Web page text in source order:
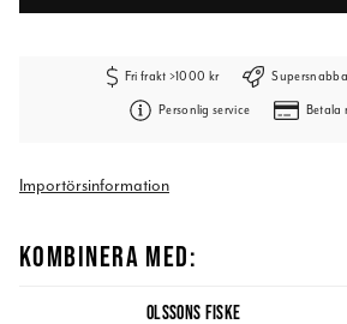
Fri frakt >1000 kr
Personlig service Betala
Importörsinformation
KOMBINERA MED:
OLSSONS FISKE